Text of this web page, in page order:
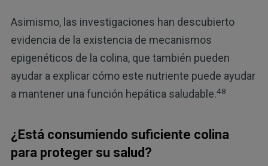
Asimismo, las investigaciones han descubierto
evidencia de la existencia de mecanismos
epigenéticos de la colina, que también pueden
ayudar a explicar cómo este nutriente puede ayudar
a mantener una función hepática saludable.48
¿Está consumiendo suficiente colina
para proteger su salud?